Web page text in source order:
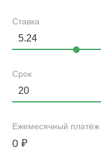
Ставка
Срок
Ежемесячный платёж
0 ₽